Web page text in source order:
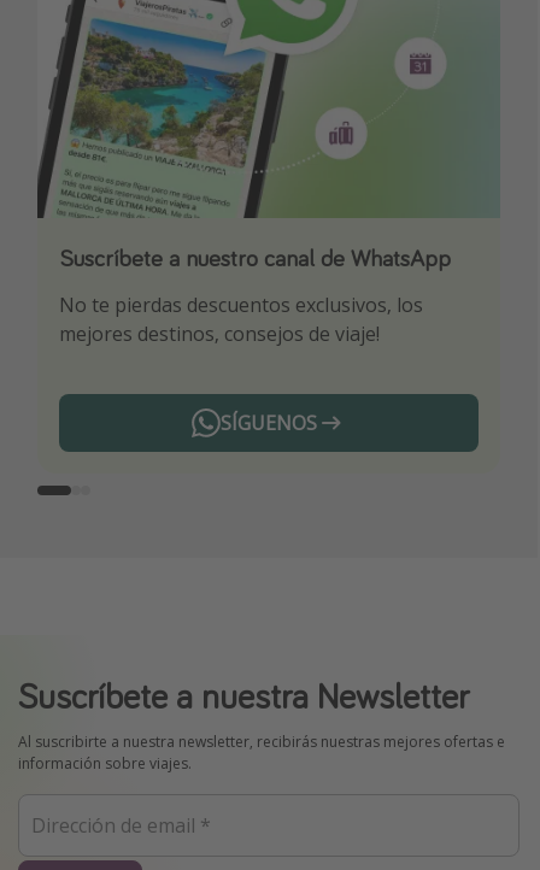
Suscríbete a nuestro canal de WhatsApp
No te pierdas descuentos exclusivos, los
mejores destinos, consejos de viaje!
SÍGUENOS
Descarga nuestra app
Sé el primero en reservar nuestros chollazos
¡Suscríbete a nuestro canal de Telegram!
¡Recibe las mejores ofertas seleccionadas para
ti por nuestros expertos en viajes
Telegram
Suscríbete a nuestra Newsletter
Al suscribirte a nuestra newsletter, recibirás nuestras mejores ofertas e
información sobre viajes.